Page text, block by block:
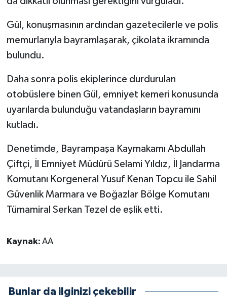
Gül, konuşmasının ardından gazetecilerle ve polis
memurlarıyla bayramlaşarak, çikolata ikramında
bulundu.
Daha sonra polis ekiplerince durdurulan
otobüslere binen Gül, emniyet kemeri konusunda
uyarılarda bulunduğu vatandaşların bayramını
kutladı.
Denetimde, Bayrampaşa Kaymakamı Abdullah
Çiftçi, İl Emniyet Müdürü Selami Yıldız, İl Jandarma
Komutanı Korgeneral Yusuf Kenan Topcu ile Sahil
Güvenlik Marmara ve Boğazlar Bölge Komutanı
Tümamiral Serkan Tezel de eşlik etti.
Kaynak: AA
Bunlar da ilginizi çekebilir